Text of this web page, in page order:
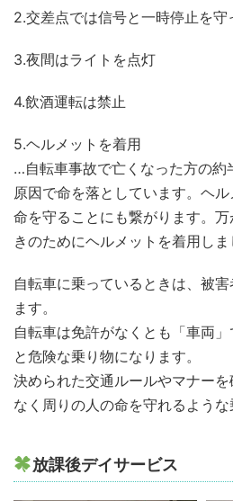
2.交差点では信号と一時停止を守
3.夜間はライトを点灯
4.飲酒運転は禁止
5.ヘルメットを着用
…自転車事故で亡くなった方の約
原因で命を落としています。ヘ
命を守ることにも繋がります。
きのためにヘルメットを着用しま
自転車に乗っているときは、被
ます。
自転車は免許がなくとも「車両
と危険な乗り物になります。
決められた交通ルールやマナー
なく周りの人の命を守れるよう
放課後デイサービス